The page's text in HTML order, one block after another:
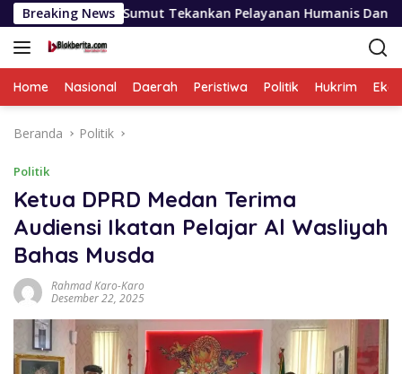
Langsung
ke
konten
Breaking News
Tekankan Pelayanan Humanis Dan Penambahan
Home Nasional Daerah Peristiwa Politik Hukrim
Beranda Politik
Politik
Ketua DPRD Medan Terima
Audiensi Ikatan Pelajar Al Wasliyah
Bahas Musda
Rahmad Karo-Karo
Desember 22, 2025